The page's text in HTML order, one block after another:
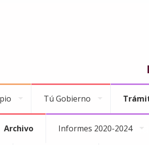
Tú Gobierno
Archivo Informes 2020-2024
Toda